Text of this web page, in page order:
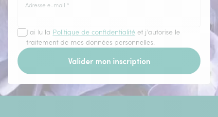
Adresse e-mail *
J'ai lu la Politique de confidentialité et j'autorise le
traitement de mes données personnelles.
Valider mon inscription